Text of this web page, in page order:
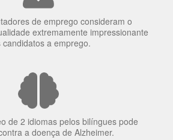
extremamente impressionante
candidatos a emprego.